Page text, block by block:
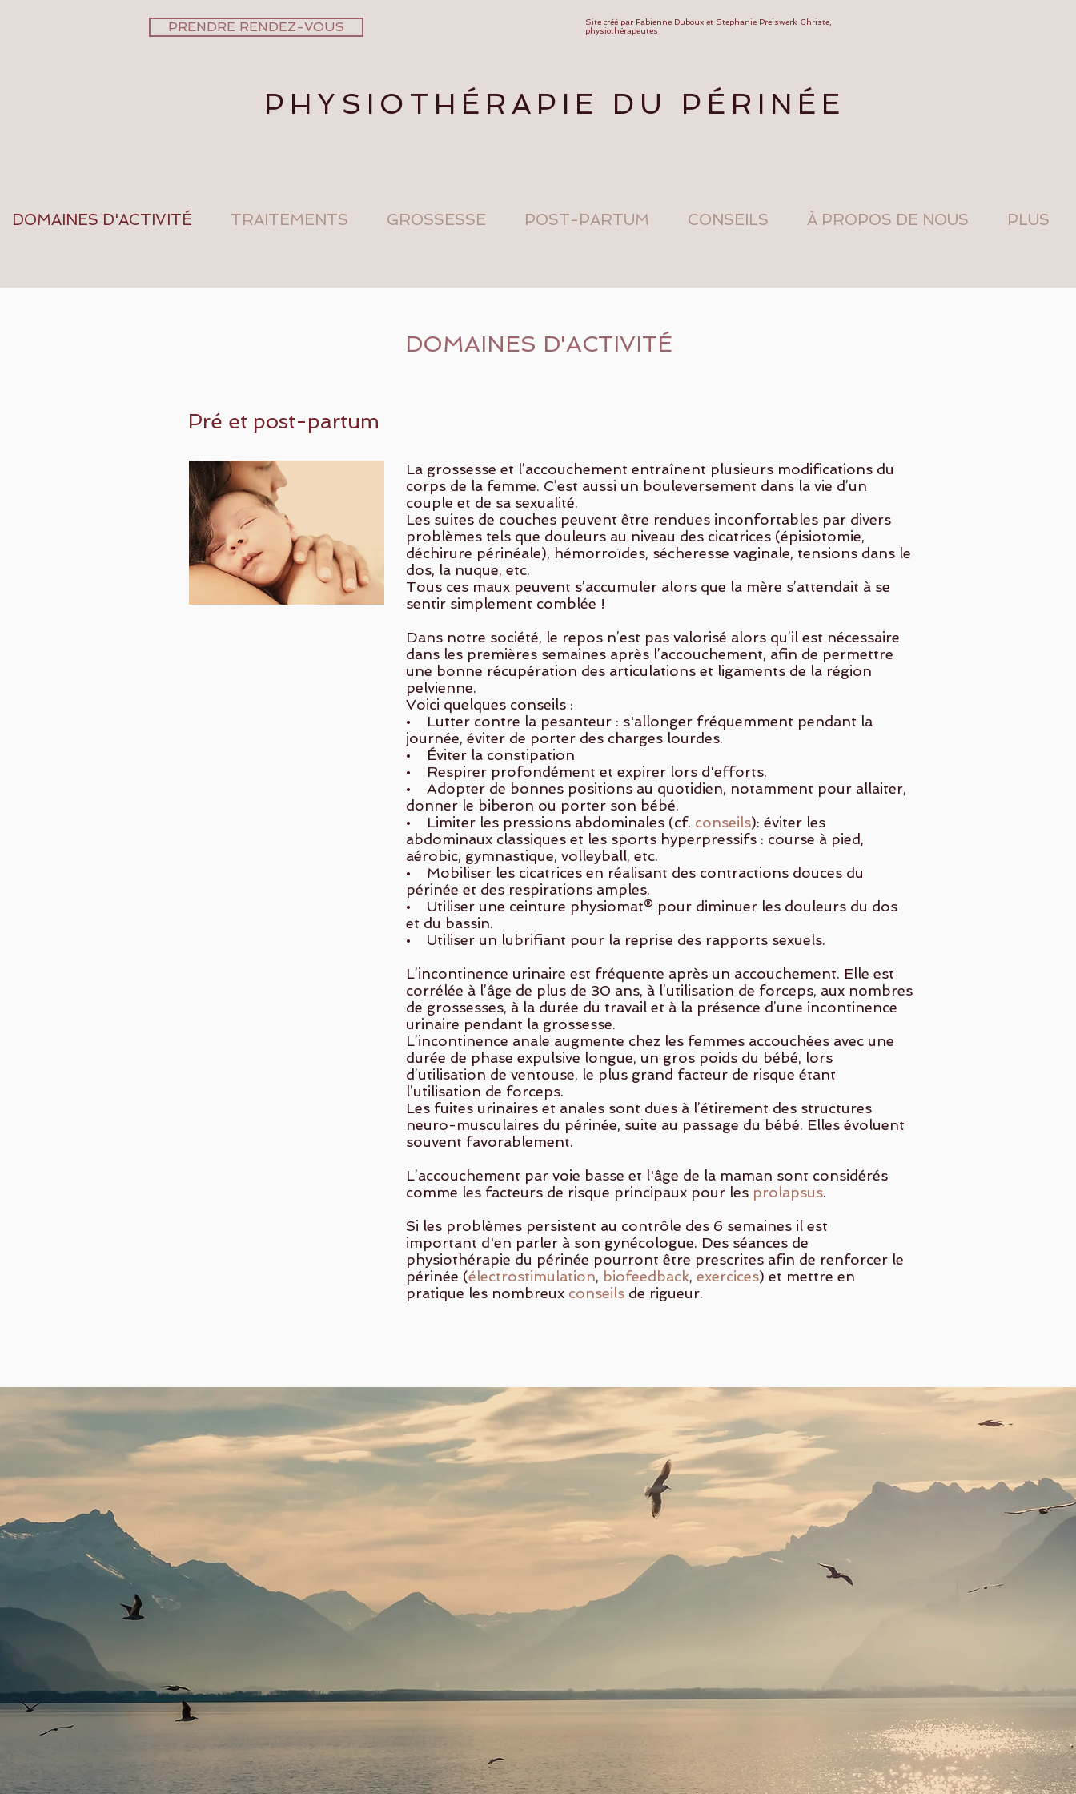
PRENDRE RENDEZ-VOUS
Site créé par Fabienne Duboux et Stephanie Preiswerk Christe,
physiothérapeutes
PHYSIOTHÉRAPIE DU PÉRINÉE
DOMAINES D'ACTIVITÉ TRAITEMENTS GROSSESSE POST-PARTUM CONSEILS À PROPOS DE NOUS PLUS
DOMAINES D'ACTIVITÉ
Pré et post-partum
La grossesse et l’accouchement entraînent plusieurs modifications du
corps de la femme. C’est aussi un bouleversement dans la vie d’un
couple et de sa sexualité.
Les suites de couches peuvent être rendues inconfortables par divers
problèmes tels que douleurs au niveau des cicatrices (épisiotomie,
déchirure périnéale), hémorroïdes, sécheresse vaginale, tensions dans le
dos, la nuque, etc.
Tous ces maux peuvent s’accumuler alors que la mère s’attendait à se
sentir simplement comblée !
Dans notre société, le repos n’est pas valorisé alors qu’il est nécessaire
dans les premières semaines après l’accouchement, afin de permettre
une bonne récupération des articulations et ligaments de la région
pelvienne.
Voici quelques conseils :
• Lutter contre la pesanteur : s'allonger fréquemment pendant la
journée, éviter de porter des charges lourdes.
• Éviter la constipation
• Respirer profondément et expirer lors d'efforts.
• Adopter de bonnes positions au quotidien, notamment pour allaiter,
donner le biberon ou porter son bébé.
• Limiter les pressions abdominales (cf. conseils): éviter les
abdominaux classiques et les sports hyperpressifs : course à pied,
aérobic, gymnastique, volleyball, etc.
• Mobiliser les cicatrices en réalisant des contractions douces du
périnée et des respirations amples.
• Utiliser une ceinture physiomat® pour diminuer les douleurs du dos
et du bassin.
• Utiliser un lubrifiant pour la reprise des rapports sexuels.
L’incontinence urinaire est fréquente après un accouchement. Elle est
corrélée à l’âge de plus de 30 ans, à l’utilisation de forceps, aux nombres
de grossesses, à la durée du travail et à la présence d’une incontinence
urinaire pendant la grossesse.
L’incontinence anale augmente chez les femmes accouchées avec une
durée de phase expulsive longue, un gros poids du bébé, lors
d’utilisation de ventouse, le plus grand facteur de risque étant
l’utilisation de forceps.
Les fuites urinaires et anales sont dues à l’étirement des structures
neuro-musculaires du périnée, suite au passage du bébé. Elles évoluent
souvent favorablement.
L’accouchement par voie basse et l'âge de la maman sont considérés
comme les facteurs de risque principaux pour les prolapsus.
Si les problèmes persistent au contrôle des 6 semaines il est
important d'en parler à son gynécologue. Des séances de
physiothérapie du périnée pourront être prescrites afin de renforcer le
périnée (électrostimulation, biofeedback, exercices) et mettre en
pratique les nombreux conseils de rigueur.